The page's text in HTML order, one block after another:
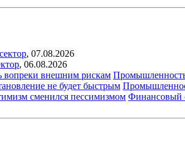
, 07.08.2026
, 06.08.2026
вопреки внешним рискам
не будет быстрым
сменился пессимизмом Финансовый